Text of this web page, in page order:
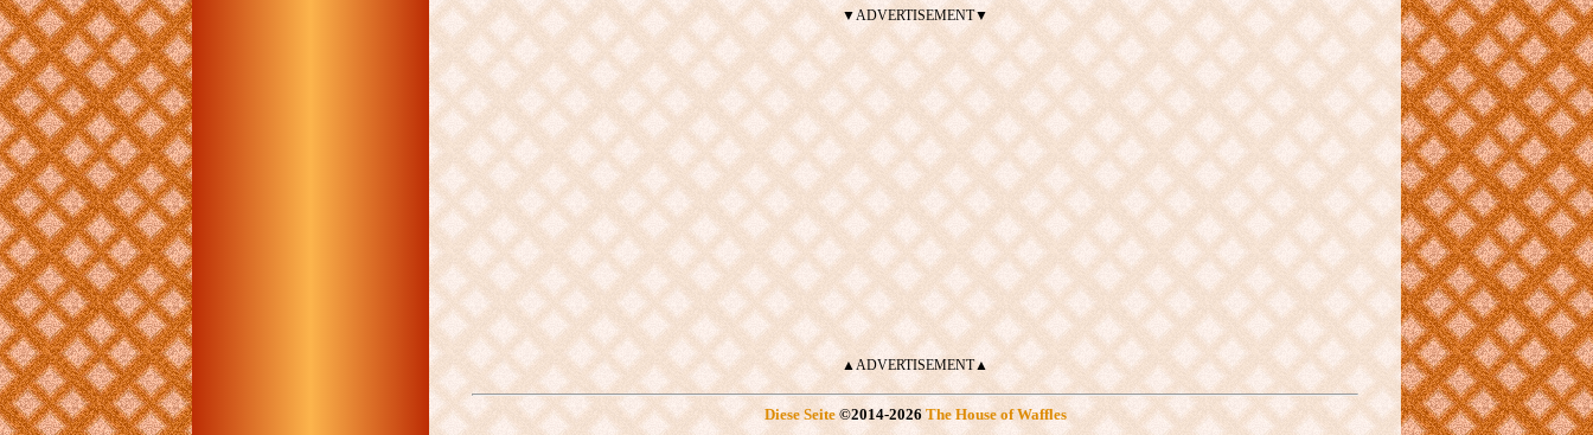
▼ADVERTISEMENT▼
▲ADVERTISEMENT▲
Diese Seite©2014-2026 The House of Waffles